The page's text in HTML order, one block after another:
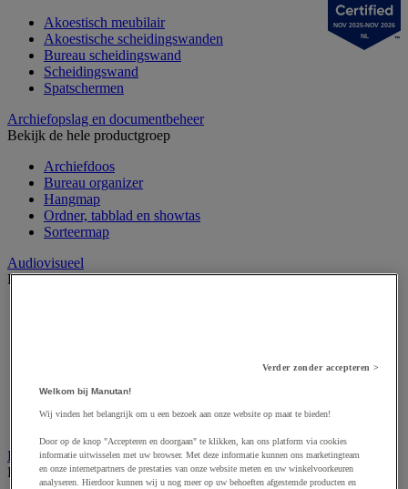
Akoestisch meubilair
Akoestische scheidingswanden
Bureau scheidingswand
Scheidingswand
Spatschermen
Archiefopslag en documentbeheer
Bekijk de hele productgroep
Archiefdoos
Bureau organizer
Hangmap
Ordner, tabblad en showtas
Sorteermap
Audiovisueel
Bekijk de hele productgroep
Projectie en videoprojectie-apparatuur
Studioverlichting en accessoires
Bewegwijzering en aanduidingsborden
Bekijk de hele productgroep
NOV 2025-NOV 2026
NL
Verder zonder accepteren >
Welkom bij Manutan!
Wij vinden het belangrijk om u een bezoek aan onze website op maat te bieden!
Door op de knop "Accepteren en doorgaan" te klikken, kan ons platform via cookies
informatie uitwisselen met uw browser. Met deze informatie kunnen ons marketingteam
en onze internetpartners de prestaties van onze website meten en uw winkelvoorkeuren
analyseren. Hierdoor kunnen wij u nog meer op uw behoeften afgestemde producten en